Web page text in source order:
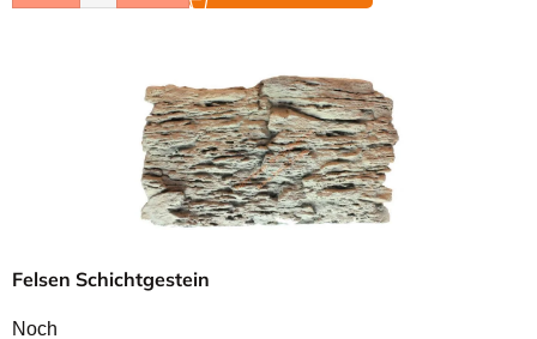
Felsen Schichtgestein
Noch